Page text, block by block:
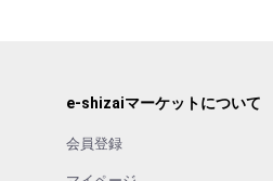
e-shizaiマーケットについて
会員登録